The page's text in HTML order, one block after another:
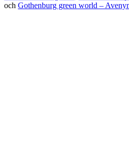
och Gothenburg green world –